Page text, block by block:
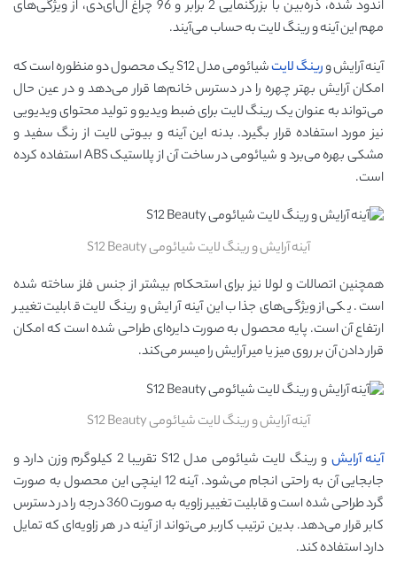
اندود شده، ذره‌بین با بزرگنمایی 2 برابر و 96 چراغ ال‌ای‌دی، از ویژگی‌های
مهم این آینه و رینگ لایت به حساب می‌آیند.
آینه آرایش ورینگ لایت
شیائومی مدل S12 یک محصول دو منظوره است که
امکان آرایش بهتر چهره را در دسترس خانم‌ها قرار می‌دهد و در عین حال
می‌تواند به عنوان یک رینگ لایت برای ضبط ویدیو و تولید محتوای ویدیویی
نیز مورد استفاده قرار بگیرد. بدنه این آینه و بیوتی لایت از رنگ سفید و
مشکی بهره می‌برد و شیائومی در ساخت آن از پلاستیک ABS استفاده کرده
است.
آینه آرایش و رینگ لایت شیائومی S12 Beauty
همچنین اتصالات و لولا نیز برای استحکام بیشتر از جنس فلز ساخته شده
است. یکی از ویژگی‌های جذاب این آینه آرایش و رینگ لایت قابلیت تغییر
ارتفاع آن است. پایه محصول به صورت دایره‌ای طراحی شده است که امکان
قرار دادن آن بر روی میز یا میر آرایش را میسر می‌کند.
آینه آرایش و رینگ لایت شیائومی S12 Beauty
آینه آرایش
و رینگ لایت شیائومی مدل S12 تقریبا 2 کیلوگرم وزن دارد و
جابجایی آن به راحتی انجام می‌شود. آینه 12 اینچی این محصول به صورت
گرد طراحی شده است و قابلیت تغییر زاویه به صورت 360 درجه را در دسترس
کابر قرار می‌دهد. بدین ترتیب کاربر می‌تواند از آینه در هر زاویه‌ای که تمایل
دارد استفاده کند.